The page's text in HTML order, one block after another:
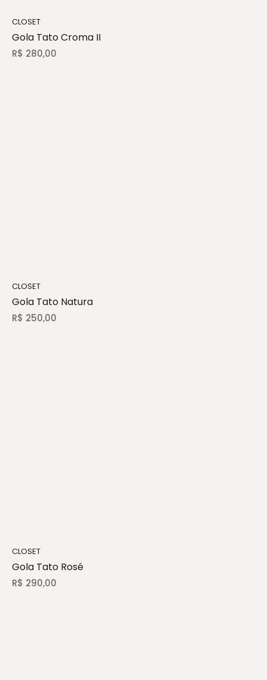
CLOSET
Gola Tato Croma II
R$ 280,00
CLOSET
Gola Tato Natura
R$ 250,00
CLOSET
Gola Tato Rosé
R$ 290,00